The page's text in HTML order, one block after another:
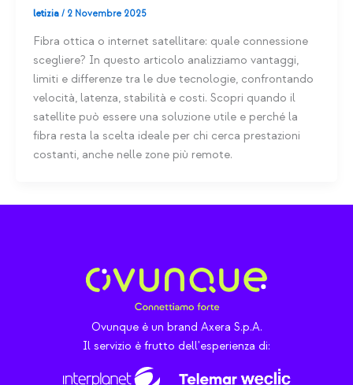
letizia / 2 Novembre 2025
Fibra ottica o internet satellitare: quale connessione
scegliere? In questo articolo analizziamo vantaggi,
limiti e differenze tra le due tecnologie, confrontando
velocità, latenza, stabilità e costi. Scopri quando il
satellite può essere una soluzione utile e perché la
fibra resta la scelta ideale per chi cerca prestazioni
costanti, anche nelle zone più remote.
Ovunque è un brand Axera S.p.A.
Il servizio è frutto dell'esperienza di: